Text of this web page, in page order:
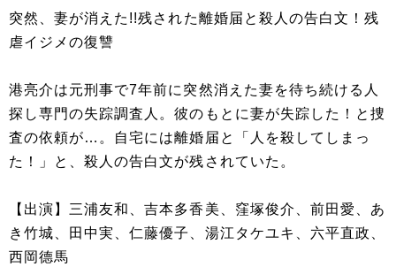
突然、妻が消えた!!残された離婚届と殺人の告白文！残
虐イジメの復讐
港亮介は元刑事で7年前に突然消えた妻を待ち続ける人
探し専門の失踪調査人。彼のもとに妻が失踪した！と捜
査の依頼が…。自宅には離婚届と「人を殺してしまっ
た！」と、殺人の告白文が残されていた。
【出演】三浦友和、吉本多香美、窪塚俊介、前田愛、あ
き竹城、田中実、仁藤優子、湯江タケユキ、六平直政、
西岡德馬